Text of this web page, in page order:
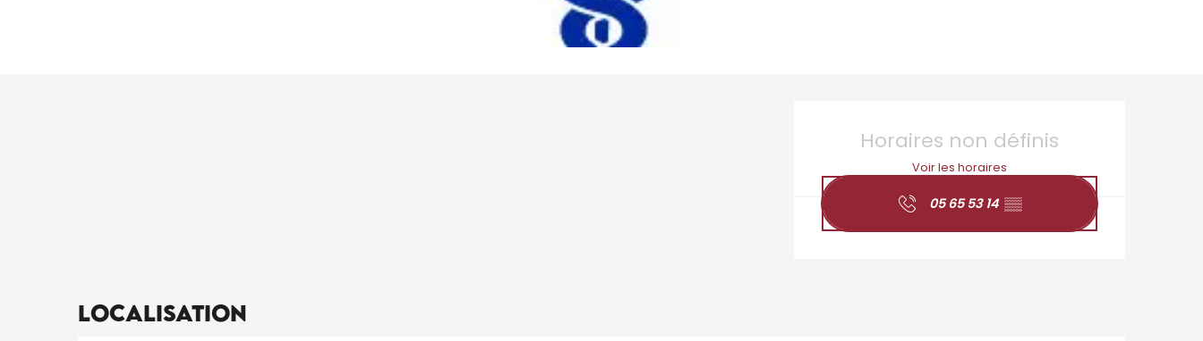
Ouverture et
Horaires non définis
Voir les horaires
05 65 53 14 ▒▒
Localisation